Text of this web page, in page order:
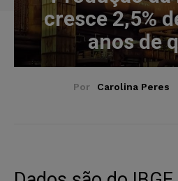
cresce 2,5%
anos de
Por Carolina Peres